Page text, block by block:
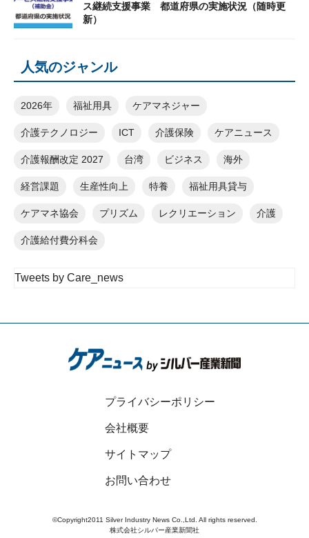
ス継続支援事業 都道府県の実施状況（随時更
新）
人気のジャンル
2026年 福祉用具 ケアマネジャー
介護テクノロジー ICT 介護保険 ケアニュース
介護報酬改定 2027 台湾 ビジネス 海外
経営課題 生産性向上 特養 福祉用具貸与
ケアマネ協会 プリズム レクリエーション 介護
介護給付費分科会
Tweets by Care_news
プライバシーポリシー
会社概要
サイトマップ
お問い合わせ
©Copyright2011 Silver Industry News Co.,Ltd. All rights reserved.
株式会社シルバー産業新聞社